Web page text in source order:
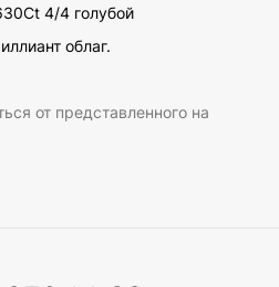
4/4 голубой
облаг.
от представленного на